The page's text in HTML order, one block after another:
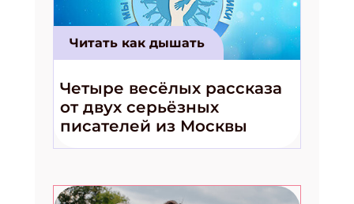
Читать как дышать
Четыре весёлых рассказа
от двух серьёзных
писателей из Москвы
Укажите имя
Укажите Ваш Email